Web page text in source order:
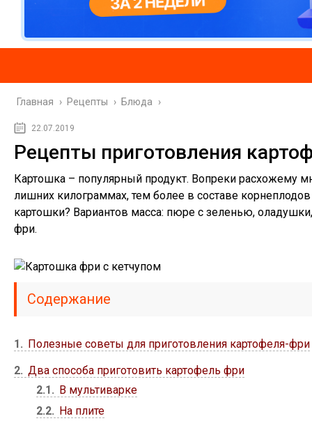
Главная › Рецепты › Блюда ›
22.07.2019
Рецепты приготовления
Картошка – популярный продукт. Вопреки расхожему
лишних килограммах, тем более в составе
картошки? Вариантов масса: пюре с зеленью,
фри.
Содержание
1
Полезные советы для приготовления картофеля-фри
2
Два способа приготовить картофель фри
2.1
В мультиварке
2.2
На плите